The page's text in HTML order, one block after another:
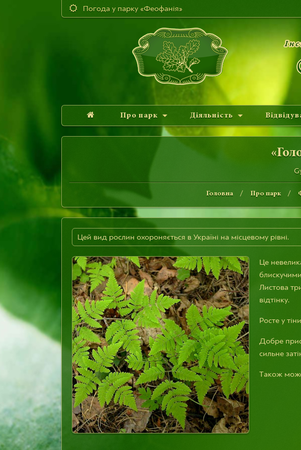
Погода у парку «Феофанія»
Про парк Діяльність
Головна Про парк
Цей вид рослин охороняється в Україні на місцевому рівні.
Це
Листова
відтінку.
Росте у
Добре
сильне
Також